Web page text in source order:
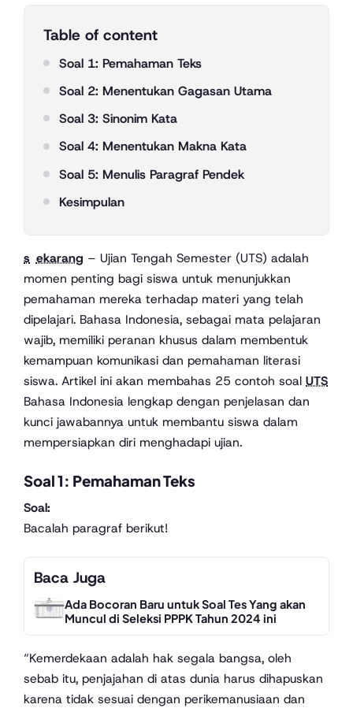
Table of content
Soal 1: Pemahaman Teks
Soal 2: Menentukan Gagasan Utama
Soal 3: Sinonim Kata
Soal 4: Menentukan Makna Kata
Soal 5: Menulis Paragraf Pendek
Kesimpulan
sekarang – Ujian Tengah Semester (UTS) adalah
momen penting bagi siswa untuk menunjukkan
pemahaman mereka terhadap materi yang telah
dipelajari. Bahasa Indonesia, sebagai mata pelajaran
wajib, memiliki peranan khusus dalam membentuk
kemampuan komunikasi dan pemahaman literasi
siswa. Artikel ini akan membahas 25 contoh soal UTS
Bahasa Indonesia lengkap dengan penjelasan dan
kunci jawabannya untuk membantu siswa dalam
mempersiapkan diri menghadapi ujian.
Soal 1: Pemahaman Teks
Soal:
Bacalah paragraf berikut!
Baca Juga
Ada Bocoran Baru untuk Soal Tes Yang akan
Muncul di Seleksi PPPK Tahun 2024 ini
“Kemerdekaan adalah hak segala bangsa, oleh
sebab itu, penjajahan di atas dunia harus dihapuskan
karena tidak sesuai dengan perikemanusiaan dan